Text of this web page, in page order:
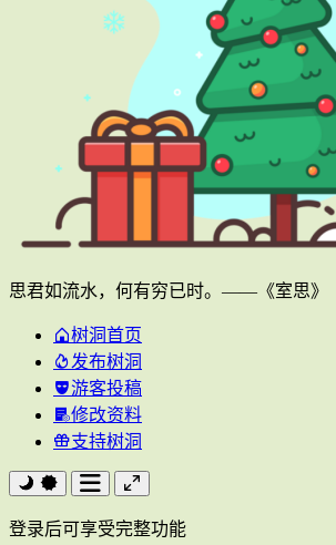
思君如流水，何有穷已时。——《室思》
树洞首页
发布树洞
游客投稿
修改资料
支持树洞
登录后可享受完整功能